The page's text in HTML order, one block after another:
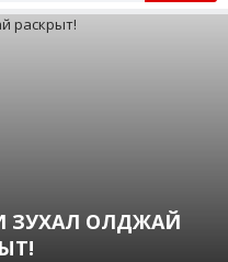
ЗУХАЛ ОЛДЖАЙ